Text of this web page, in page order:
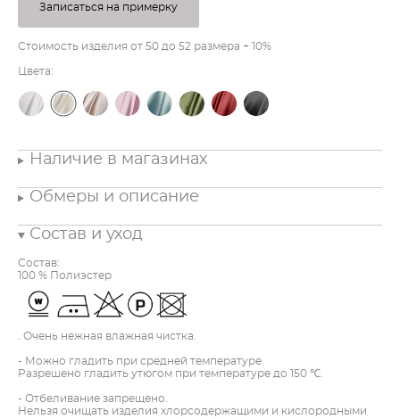
Записаться на примерку
Стоимость изделия от 50 до 52 размера + 10%
Цвета:
Наличие в магазинах
Обмеры и описание
Состав и уход
Состав:
100 % Полиэстер
. Очень нежная влажная чистка.
- Можно гладить при средней температуре.
Разрешено гладить утюгом при температуре до 150 ℃.
- Отбеливание запрещено.
Нельзя очищать изделия хлорсодержащими и кислородными